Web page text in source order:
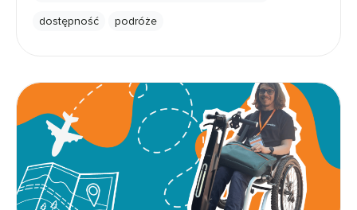
dostępność podróże